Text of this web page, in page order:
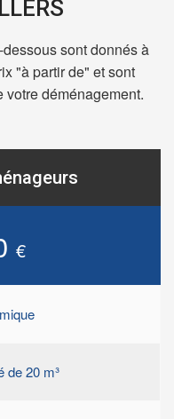
sont donnés à
"à partir de" et sont
déménagement.
€
de 20 m³